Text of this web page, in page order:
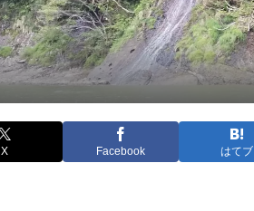
X Facebook はてブ